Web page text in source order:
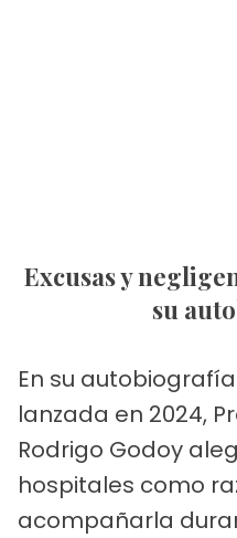
Excusas y negligencia: lo que reveló en
su
En su autobiografía
lanzada en 2024,
Rodrigo Godoy
hospitales como
acompañarla